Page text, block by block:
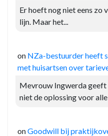
Er hoeft nog niet eens zo
lijn. Maar het...
on NZa-bestuurder heeft
met huisartsen over
Mevrouw Ingwerda geeft
niet de oplossing voor alle
onGoodwill bij